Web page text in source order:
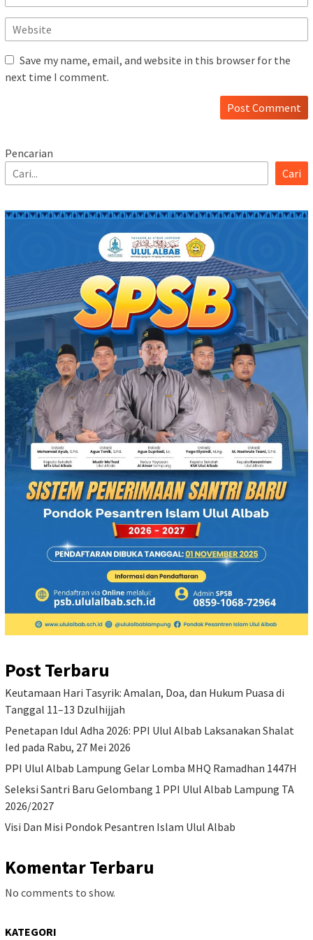
Save my name, email, and website in this browser for the
next time I comment.
Pencarian
Cari
Post Terbaru
Keutamaan Hari Tasyrik: Amalan, Doa, dan Hukum Puasa di
Tanggal 11–13 Dzulhijjah
Penetapan Idul Adha 2026: PPI Ulul Albab Laksanakan Shalat
Ied pada Rabu, 27 Mei 2026
PPI Ulul Albab Lampung Gelar Lomba MHQ Ramadhan 1447H
Seleksi Santri Baru Gelombang 1 PPI Ulul Albab Lampung TA
2026/2027
Visi Dan Misi Pondok Pesantren Islam Ulul Albab
Komentar Terbaru
No comments to show.
KATEGORI